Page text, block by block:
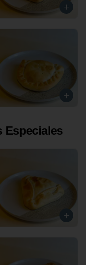
Especiales